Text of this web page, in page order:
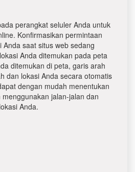
perangkat seluler Anda untuk
Konfirmasikan permintaan
saat situs web sedang
Anda ditemukan pada peta
ditemukan di peta, garis arah
dan lokasi Anda secara otomatis
dengan mudah menentukan
jalan-jalan dan
Anda.